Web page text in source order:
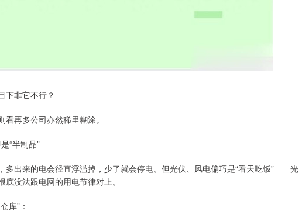
下非它不行？
再多公司亦然稀里糊涂。
“半制品”
多出来的电会径直浮滥掉，少了就会停电。但光伏、风电偏巧是“看天吃饭”——光
没法跟电网的用电节律对上。
库”：